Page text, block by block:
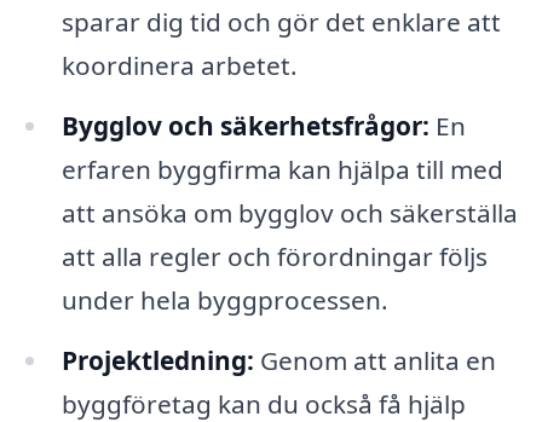
sparar dig tid och gör det enklare att
koordinera arbetet.
Bygglov och säkerhetsfrågor: En
erfaren byggfirma kan hjälpa till med
att ansöka om bygglov och säkerställa
att alla regler och förordningar följs
under hela byggprocessen.
Projektledning: Genom att anlita en
byggföretag kan du också få hjälp